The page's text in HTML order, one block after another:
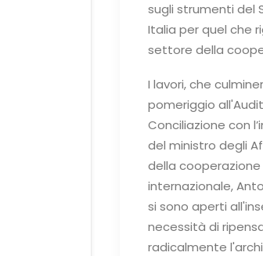
sugli strumenti del
Italia per quel che
settore della
I lavori, che
pomeriggio
Conciliazione con
del ministro degli
della cooperazione
internazionale,
si sono aperti
necessità di
radicalmente